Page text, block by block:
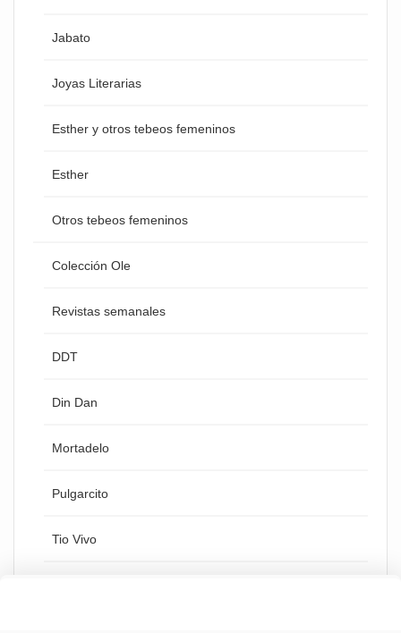
Jabato
Joyas Literarias
Esther y otros tebeos femeninos
Esther
Otros tebeos femeninos
Colección Ole
Revistas semanales
DDT
Din Dan
Mortadelo
Pulgarcito
Tio Vivo